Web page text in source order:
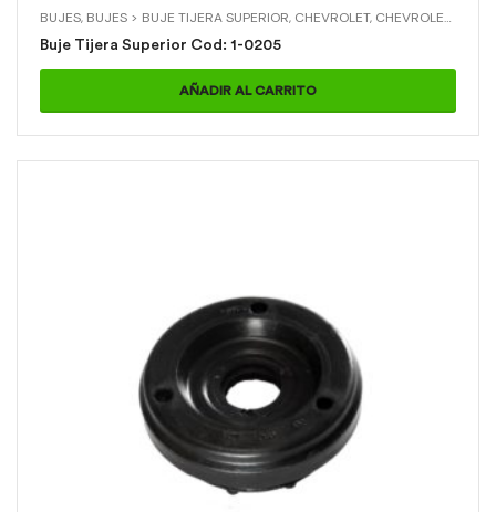
BUJES, BUJES > BUJE TIJERA SUPERIOR, CHEVROLET, CHEVROLET > B2200
Buje Tijera Superior Cod: 1-0205
AÑADIR AL CARRITO